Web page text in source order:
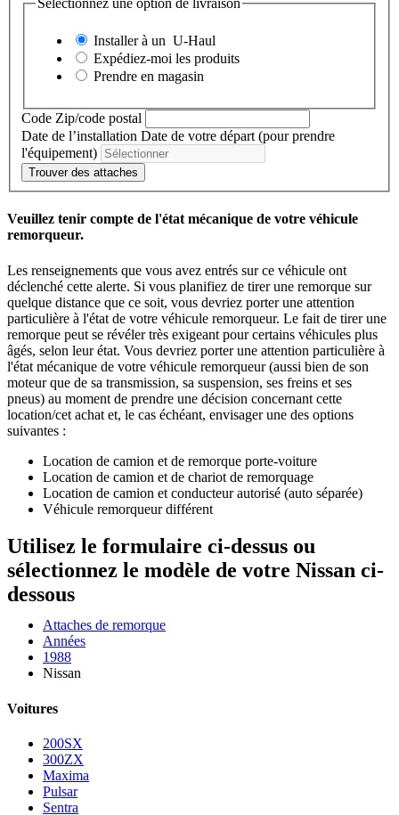
Sélectionnez une option de livraison
Installer à un U-Haul
Expédiez-moi les produits
Prendre en magasin
Code Zip/code postal
Date de l’installation Date de votre départ (pour prendre
l'équipement)
Trouver des attaches
Veuillez tenir compte de l'état mécanique de votre véhicule
remorqueur.
Les renseignements que vous avez entrés sur ce véhicule ont
déclenché cette alerte. Si vous planifiez de tirer une remorque sur
quelque distance que ce soit, vous devriez porter une attention
particulière à l'état de votre véhicule remorqueur. Le fait de tirer une
remorque peut se révéler très exigeant pour certains véhicules plus
âgés, selon leur état. Vous devriez porter une attention particulière à
l'état mécanique de votre véhicule remorqueur (aussi bien de son
moteur que de sa transmission, sa suspension, ses freins et ses
pneus) au moment de prendre une décision concernant cette
location/cet achat et, le cas échéant, envisager une des options
suivantes :
Location de camion et de remorque porte-voiture
Location de camion et de chariot de remorquage
Location de camion et conducteur autorisé (auto séparée)
Véhicule remorqueur différent
Utilisez le formulaire ci-dessus ou
sélectionnez le modèle de votre Nissan ci-
dessous
Attaches de remorque
Années
1988
Nissan
Voitures
200SX
300ZX
Maxima
Pulsar
Sentra